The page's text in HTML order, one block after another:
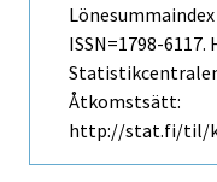
ISSN=1798-
Åtkomstsätt:
http://stat.fi/til/